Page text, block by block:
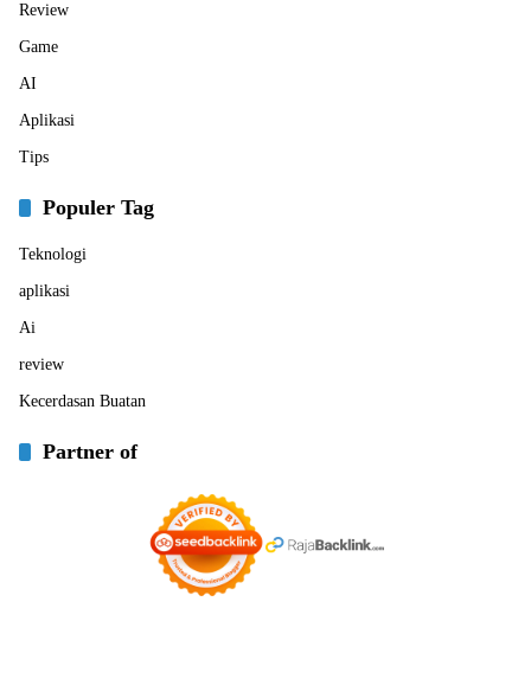
Review
Game
AI
Aplikasi
Tips
Populer Tag
Teknologi
aplikasi
Ai
review
Kecerdasan Buatan
Partner of